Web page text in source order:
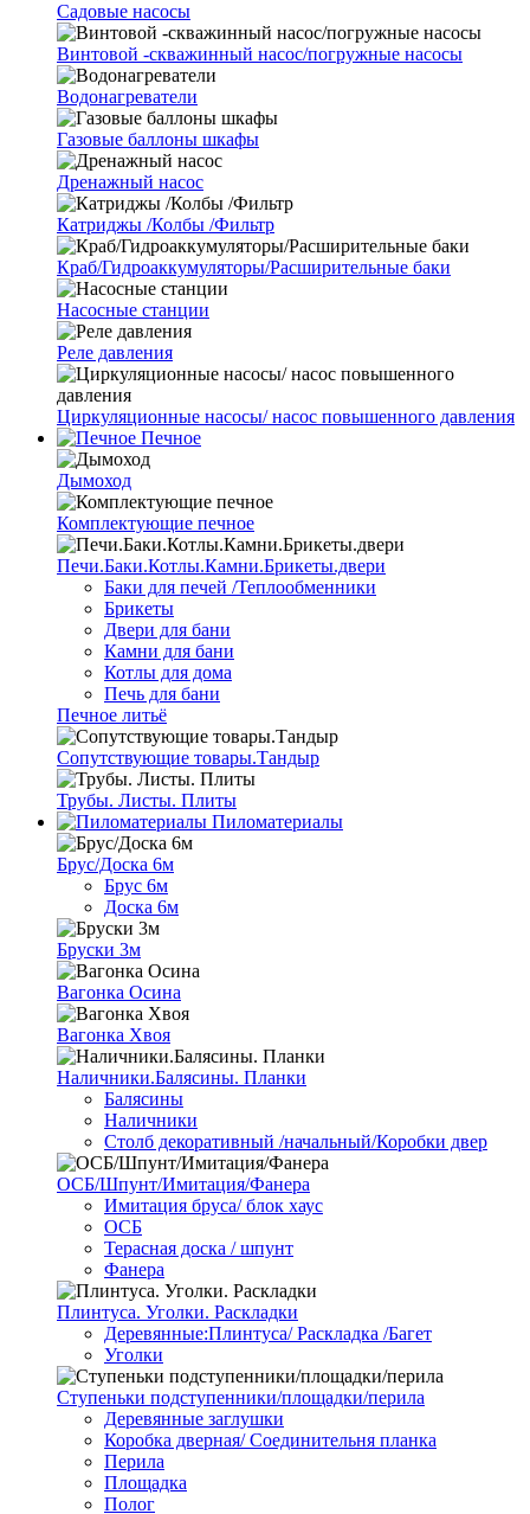
Cадовые насосы
Винтовой -скважинный насос/погружные насосы
Водонагреватели
Газовые баллоны шкафы
Дренажный насос
Катриджы /Колбы /Фильтр
Краб/Гидроаккумуляторы/Расширительные баки
Насосные станции
Реле давления
Циркуляционные насосы/ насос повышенного давления
Печное
Дымоход
Комплектующие печное
Печи.Баки.Котлы.Камни.Брикеты.двери
Баки для печей /Теплообменники
Брикеты
Двери для бани
Камни для бани
Котлы для дома
Печь для бани
Печное литьё
Сопутствующие товары.Тандыр
Трубы. Листы. Плиты
Пиломатериалы
Брус/Доска 6м
Брус 6м
Доска 6м
Бруски 3м
Вагонка Осина
Вагонка Хвоя
Наличники.Балясины. Планки
Балясины
Наличники
Столб декоративный /начальный/Коробки двер
ОСБ/Шпунт/Имитация/Фанера
Имитация бруса/ блок хаус
ОСБ
Терасная доска / шпунт
Фанера
Плинтуса. Уголки. Раскладки
Деревянные:Плинтуса/ Раскладка /Багет
Уголки
Ступеньки подступенники/площадки/перила
Деревянные заглушки
Коробка дверная/ Соединительня планка
Перила
Площадка
Полог